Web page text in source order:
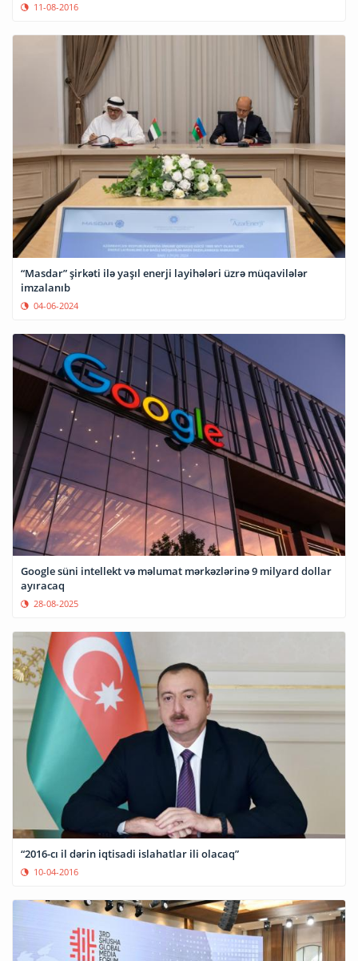
11-08-2016
“Masdar” şirkəti ilə yaşıl enerji layihələri üzrə müqavilələr
imzalanıb
04-06-2024
Google süni intellekt və məlumat mərkəzlərinə 9 milyard dollar
ayıracaq
28-08-2025
“2016-cı il dərin iqtisadi islahatlar ili olacaq”
10-04-2016